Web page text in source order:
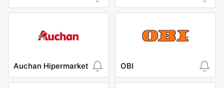
Auchan Hipermarket OBI